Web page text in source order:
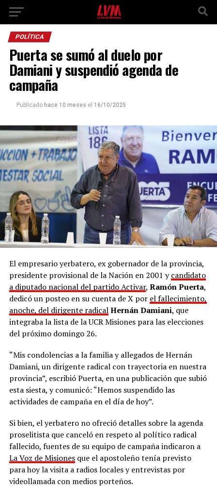
POLÍTICA
Puerta se sumó al duelo por
Damiani y suspendió agenda de
campaña
Publicado hace 10 meses el 16/10/2025
El empresario yerbatero, ex gobernador de la provincia,
presidente provisional de la Nación en 2001 ycandidato
a diputado nacional del partido Activar, Ramón Puerta,
dedicó un posteo en su cuenta de X por el fallecimiento,
anoche, del dirigente radicalHernán Damiani, que
integraba la lista de la UCR Misiones para las elecciones
del próximo domingo 26.
“Mis condolencias a la familia y allegados de Hernán
Damiani, un dirigente radical con trayectoria en nuestra
provincia”, escribió Puerta, en una publicación que subió
esta siesta, y comunicó: “Hemos suspendido las
actividades de campaña en el día de hoy”.
Si bien, el yerbatero no ofreció detalles sobre la agenda
proselitista que canceló en respeto al político radical
fallecido, fuentes de su equipo de campaña indicaron a
La Voz de Misionesque el apostoleño tenía previsto
para hoy la visita a radios locales y entrevistas por
videollamada con medios porteños.